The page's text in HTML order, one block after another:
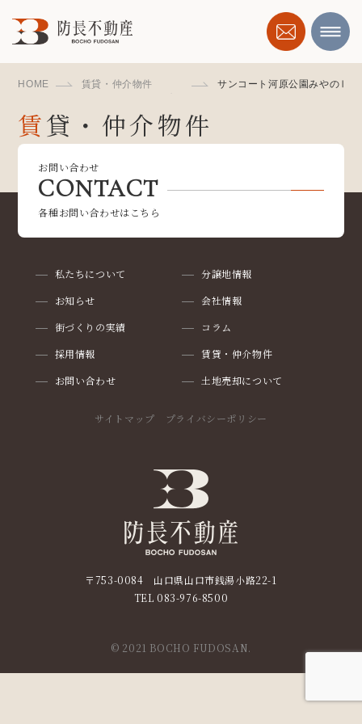
HOME 賃貸・仲介物件 サンコート河原公園みやのⅡ
賃貸・仲介物件
お問い合わせ
CONTACT
各種お問い合わせはこちら
〒753-0084 山口県山口市銭湯小路22-1
TEL 083-976-8500
私たちについて
分譲地情報
お知らせ
会社情報
街づくりの実績
コラム
採用情報
賃貸・仲介物件
お問い合わせ
土地売却について
サイトマップ プライバシーポリシー
© 2021 BOCHO FUDOSAN.